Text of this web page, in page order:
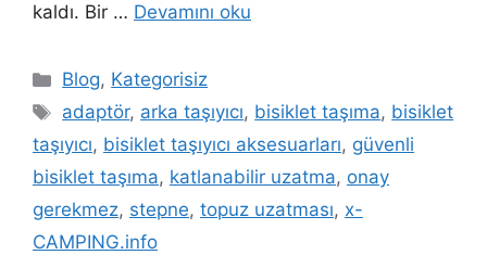
kaldı. Bir … Devamını oku
Kategoriler
Blog, Kategorisiz
Etiketler
adaptör, arka taşıyıcı, bisiklet taşıma, bisiklet
taşıyıcı, bisiklet taşıyıcı aksesuarları, güvenli
bisiklet taşıma, katlanabilir uzatma, onay
gerekmez, stepne, topuz uzatması, x-
CAMPING.info